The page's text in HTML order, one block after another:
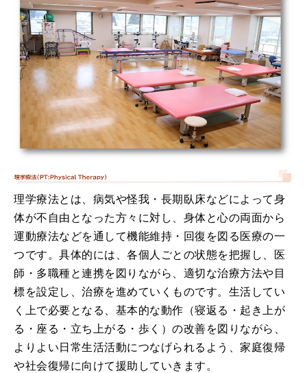
理学療法とは、病気や怪我・長期臥床などによって身
体が不自由となった方々に対し、身体と心の両面から
運動療法などを通して機能維持・回復を図る医療の一
つです。具体的には、各個人ごとの状態を把握し、医
師・多職種と連携を図りながら、適切な治療方法や目
標を設定し、治療を進めていくものです。生活してい
く上で必要となる、基本的な動作（寝返る・起き上が
る・座る・立ち上がる・歩く）の改善を図りながら、
よりよい日常生活活動につなげられるよう、家庭復帰
や社会復帰に向けて援助していきます。